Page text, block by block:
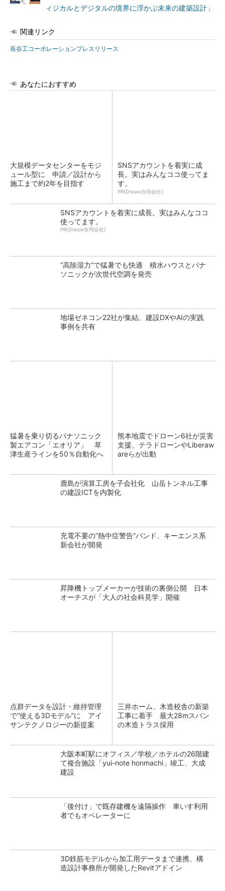
ィジカルとデジタルの境界に浮かぶ未来の建築設計」
関連リンク
長谷工コーポレーションプレスリリース
あなたにおすすめ
大規模データセンターをモジ
ュール型に 申請／設計から
施工まで約2年を目指す
SNSアカウントを着実に成
長。実はみんなココ使ってま
す。
PR(Dreaw合同会社)
SNSアカウントを着実に成長。実はみんなココ
使ってます。
PR(Dreaw合同会社)
“高除湿力”で猛暑でも快適 積水ハウスとパナ
ソニックが次世代空調を発売
地場ゼネコン22社が集結、建設DXやAIの実践
事例を共有
猛暑を乗り切るパナソニック
製エアコン「エオリア」 草
津生産ラインを50％自動化へ
熊本地震でドローン6社が災害
支援、テラドローンやLiberaw
areらが出動
鹿島が演算工房を子会社化 山岳トンネル工事
の建設ICTを内製化
充電不要の“熱中症警告”バンド、キーエンス系
新会社が開発
昇降機トップメーカーが技術の裏側公開 日本
オーチスが「大人の社会科見学」開催
点群データを設計・維持管理
で“使える3Dモデル”に アイ
サンテクノロジーの新提案
三井ホーム、木造校舎の新築
工事に着手 最大28mスパン
の木造トラス採用
大阪本町駅にオフィス／学校／ホテルの26階建
て複合施設「yui-note honmachi」竣工、大成
建設
「後付け」で既存建機を遠隔操作 車いす利用
者でもオペレーターに
3D鉄筋モデルから加工用データまで連携、構
造設計事務所が開発したRevitアドイン